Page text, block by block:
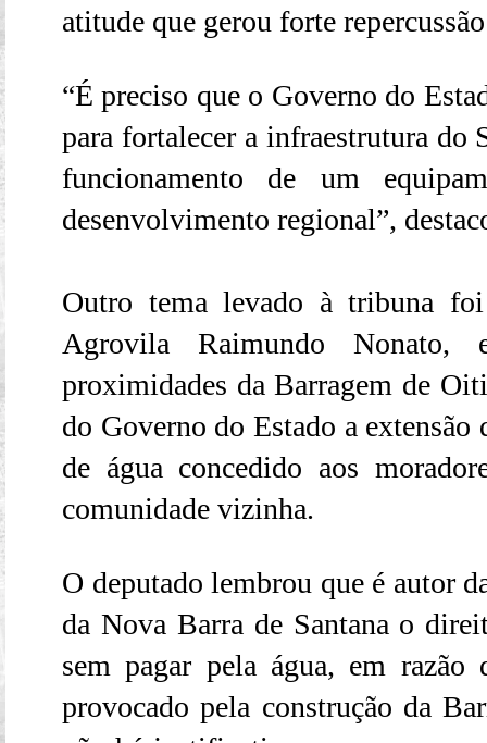
atitude que gerou forte
“É preciso que o Governo do
para fortalecer a infraestrutura do
funcionamento de um
desenvolvimento regional”,
Outro tema levado à tribuna
Agrovila Raimundo Nonato,
proximidades da Barragem de
do Governo do Estado a
de água concedido aos
comunidade vizinha.
O deputado lembrou que é autor
da Nova Barra de Santana o
sem pagar pela água, em razão
provocado pela construção da